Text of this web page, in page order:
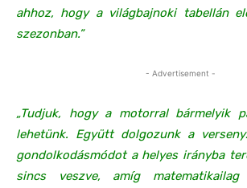
ahhoz, hogy a világbajnoki tabellán
szezonban.”
- Advertisement -
„Tudjuk, hogy a motorral bármelyik
lehetünk. Együtt dolgozunk a
gondolkodásmódot a helyes irányba
sincs veszve, amíg